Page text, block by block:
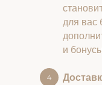
для вас
и